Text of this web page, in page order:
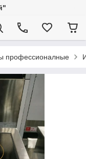
профессионалные